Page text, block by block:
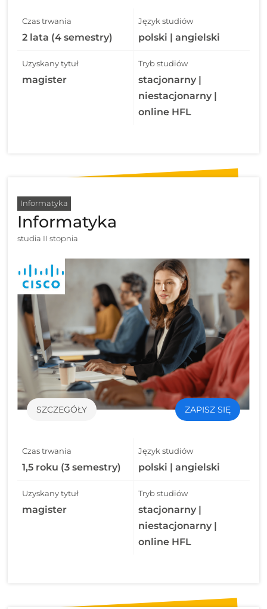
Czas trwania
2 lata (4 semestry)
Język studiów
polski | angielski
Uzyskany tytuł
magister
Tryb studiów
stacjonarny |
niestacjonarny |
online HFL
Informatyka
Informatyka
studia II stopnia
SZCZEGÓŁY ZAPISZ SIĘ
Czas trwania
1,5 roku (3 semestry)
Język studiów
polski | angielski
Uzyskany tytuł
magister
Tryb studiów
stacjonarny |
niestacjonarny |
online HFL